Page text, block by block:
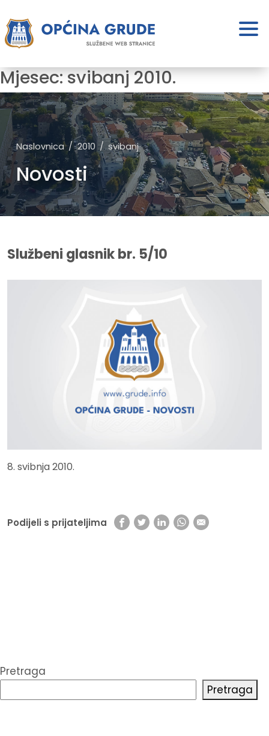
Mjesec:svibanj 2010.
Naslovnica 2010 svibanj
Novosti
Službeni glasnik br. 5/10
8. svibnja 2010.
Podijeli s prijateljima
Pretraga
Pretraga